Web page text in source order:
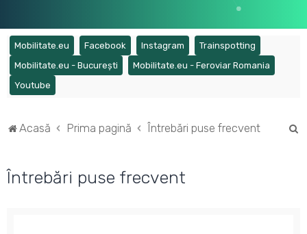
Mobilitate.eu (Opens a new tab)
Facebook (Opens a new tab)
Instagram (Opens a new tab)
Trainspotting
Mobilitate.eu - București (Opens a new tab)
Mobilitate.eu - Feroviar Romania
Youtube
Acasă Prima pagină Întrebări puse frecvent
Întrebări puse frecvent